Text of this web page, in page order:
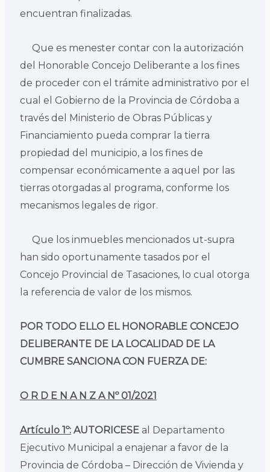
encuentran finalizadas.
Que es menester contar con la autorización
del Honorable Concejo Deliberante a los fines
de proceder con el trámite administrativo por el
cual el Gobierno de la Provincia de Córdoba a
través del Ministerio de Obras Públicas y
Financiamiento pueda comprar la tierra
propiedad del municipio, a los fines de
compensar económicamente a aquel por las
tierras otorgadas al programa, conforme los
mecanismos legales de rigor.
Que los inmuebles mencionados ut-supra
han sido oportunamente tasados por el
Concejo Provincial de Tasaciones, lo cual otorga
la referencia de valor de los mismos.
POR TODO ELLO EL HONORABLE CONCEJO
DELIBERANTE DE LA LOCALIDAD DE LA
CUMBRE SANCIONA CON FUERZA DE:
O R D E N A N Z A Nº 01/2021
Artículo 1º: AUTORICESEal Departamento
Ejecutivo Municipal a enajenar a favor de la
Provincia de Córdoba – Dirección de Vivienda y